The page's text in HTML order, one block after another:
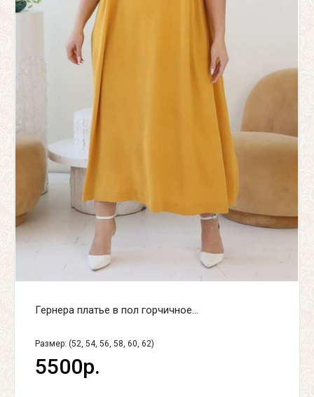
Гернера платье в пол горчичное...
Размер: (52, 54, 56, 58, 60, 62)
5500р.